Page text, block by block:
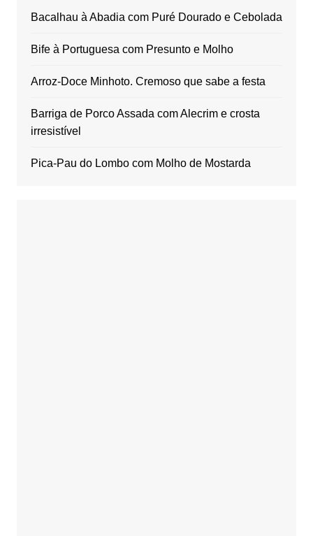
Bacalhau à Abadia com Puré Dourado e Cebolada
Bife à Portuguesa com Presunto e Molho
Arroz-Doce Minhoto. Cremoso que sabe a festa
Barriga de Porco Assada com Alecrim e crosta
irresistível
Pica-Pau do Lombo com Molho de Mostarda